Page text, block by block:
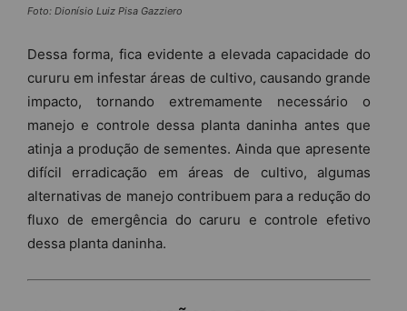
Foto: Dionísio Luiz Pisa Gazziero
Dessa forma, fica evidente a elevada capacidade do
cururu em infestar áreas de cultivo, causando grande
impacto, tornando extremamente necessário o
manejo e controle dessa planta daninha antes que
atinja a produção de sementes. Ainda que apresente
difícil erradicação em áreas de cultivo, algumas
alternativas de manejo contribuem para a redução do
fluxo de emergência do caruru e controle efetivo
dessa planta daninha.